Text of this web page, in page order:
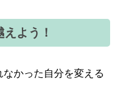
よう！
かった自分を変える